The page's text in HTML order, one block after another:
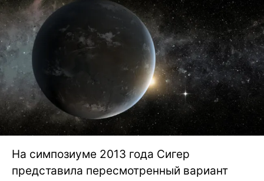
На симпозиуме 2013 года Сигер
представила пересмотренный вариант